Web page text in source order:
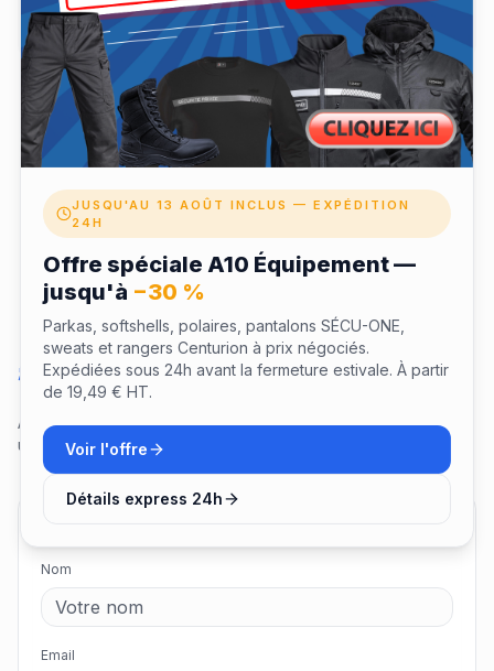
✓ Validité 12 mois pour profiter de votre expérience
✓ Échangeable depuis votre espace fidélité LaTenue
Questions sur ce coffret
Aucune question pour le moment. Soyez le premier à poser
une question !
Nom
Email
JUSQU'AU 13 AOÛT INCLUS — EXPÉDITION
24H
Offre spéciale A10 Équipement —
jusqu'à −30 %
Parkas, softshells, polaires, pantalons SÉCU-ONE,
sweats et rangers Centurion à prix négociés.
Expédiées sous 24h avant la fermeture estivale. À partir
de 19,49 € HT.
Voir l'offre
Détails express 24h